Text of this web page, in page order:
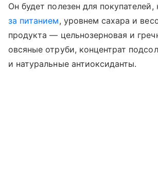
Он будет полезен для
за питанием, уровнем сахара и
продукта — цельнозерновая и
овсяные отруби, концентрат
и натуральные антиоксиданты.